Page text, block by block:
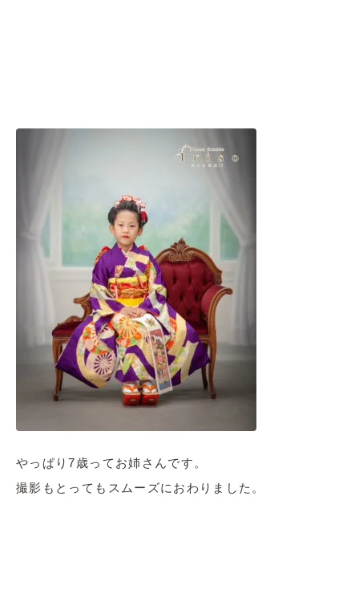
やっぱり7歳ってお姉さんです。
撮影もとってもスムーズにおわりました。